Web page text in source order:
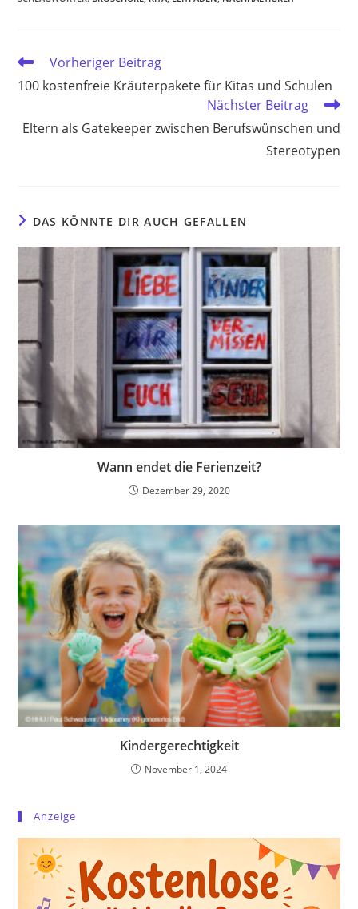
Weitere
ansehen
Vorheriger Beitrag
100 kostenfreie Kräuterpakete für Kitas und Schulen
Nächster Beitrag
Eltern als Gatekeeper zwischen Berufswünschen und
Stereotypen
DAS KÖNNTE DIR AUCH GEFALLEN
Wann endet die Ferienzeit?
Dezember 29, 2020
Kindergerechtigkeit
November 1, 2024
Anzeige